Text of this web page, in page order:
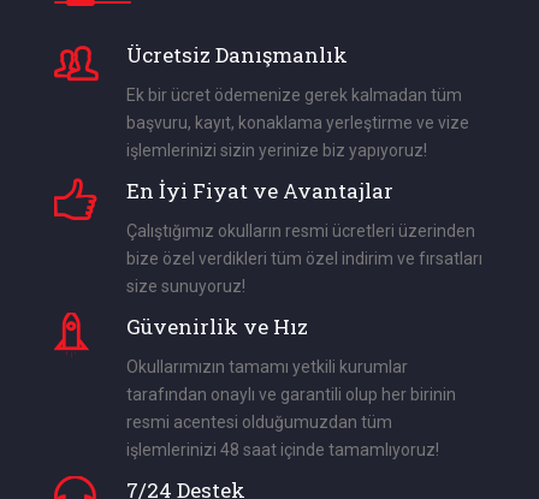
Ücretsiz Danışmanlık
Ek bir ücret ödemenize gerek kalmadan tüm
başvuru, kayıt, konaklama yerleştirme ve vize
işlemlerinizi sizin yerinize biz yapıyoruz!
En İyi Fiyat ve Avantajlar
Çalıştığımız okulların resmi ücretleri üzerinden
bize özel verdikleri tüm özel indirim ve fırsatları
size sunuyoruz!
Güvenirlik ve Hız
Okullarımızın tamamı yetkili kurumlar
tarafından onaylı ve garantili olup her birinin
resmi acentesi olduğumuzdan tüm
işlemlerinizi 48 saat içinde tamamlıyoruz!
7/24 Destek